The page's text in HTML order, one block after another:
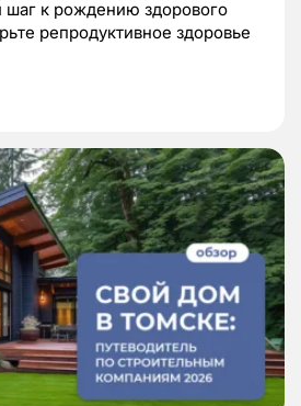
шаг к рождению здорового
репродуктивное здоровье